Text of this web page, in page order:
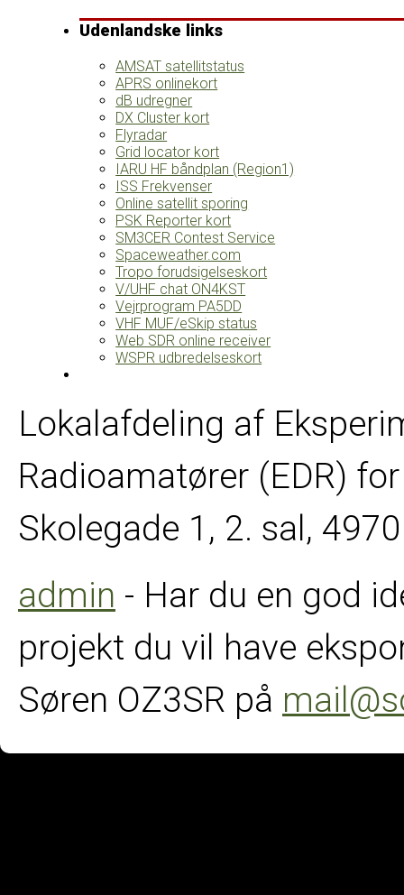
Udenlandske links
AMSAT satellitstatus
APRS onlinekort
dB udregner
DX Cluster kort
Flyradar
Grid locator kort
IARU HF båndplan (Region1)
ISS Frekvenser
Online satellit sporing
PSK Reporter kort
SM3CER Contest Service
Spaceweather.com
Tropo forudsigelseskort
V/UHF chat ON4KST
Vejrprogram PA5DD
VHF MUF/eSkip status
Web SDR online receiver
WSPR udbredelseskort
Lokalafdeling af
Radioamatører (EDR)
Skolegade 1, 2. sal,
admin - Har du en god
projekt du vil have
Søren OZ3SR på